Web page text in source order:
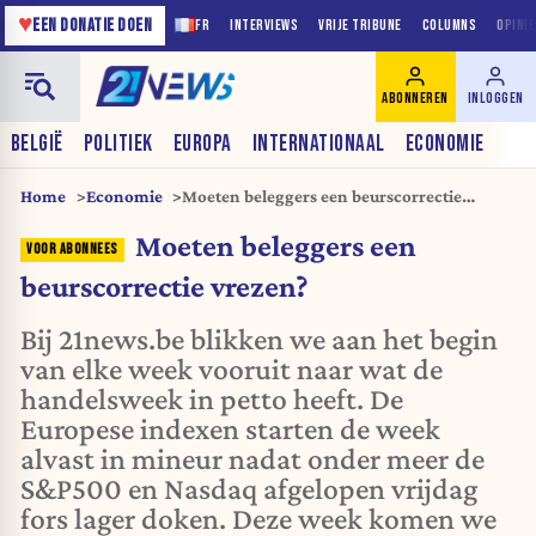
FR INTERVIEWS VRIJE TRIBUNE COLUMNS
♥EEN DONATIE DOEN
BELGIË POLITIEK EUROPA INTERNATIONAAL ECONOMIE
ABONNEREN INLOGGEN
Home Economie
Moeten beleggers een beurscorrectie
Moeten beleggers een
beurscorrectie vrezen?
Bij 21news.be blikken we aan het begin
van elke week vooruit naar wat de
handelsweek in petto heeft. De
Europese indexen starten de week
alvast in mineur nadat onder meer de
S&P500 en Nasdaq afgelopen vrijdag
fors lager doken. Deze week komen we